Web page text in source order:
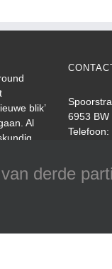
blik’
Al
van
6953 BW
derde